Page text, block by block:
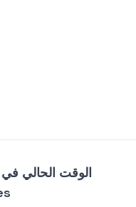
الوقت الحالي في